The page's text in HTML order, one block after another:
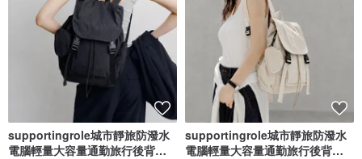
supportingrole城市靜旅防潑水
電腦輕量大容量通勤旅行後背包
supportingrole城市靜旅防潑水
電腦輕量大容量通勤旅行後背包